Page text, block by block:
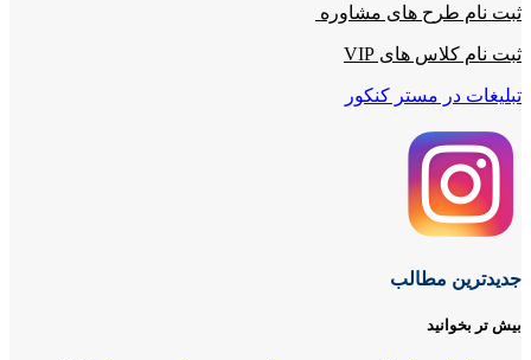
ثبت نام طرح های مشاوره
ثبت نام کلاس های VIP
تبلیغات در مستر کنکور
جدیدترین مطالب
بیش تر بخوانید